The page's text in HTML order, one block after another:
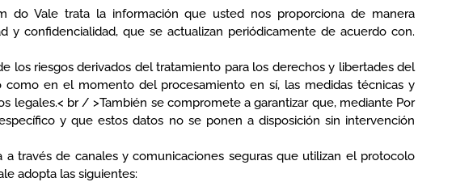
do Vale trata la información que usted nos proporciona de manera
confidencialidad, que se actualizan periódicamente de acuerdo con.
los riesgos derivados del tratamiento para los derechos y libertades del
en el momento del procesamiento en sí, las medidas técnicas y
legales.< br / >También se compromete a garantizar que, mediante Por
y que estos datos no se ponen a disposición sin intervención
través de canales y comunicaciones seguras que utilizan el protocolo
adopta las siguientes: